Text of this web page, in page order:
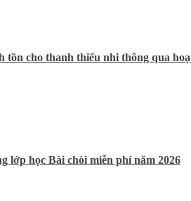
cho thanh thiếu nhi thông qua
lớp học Bài chòi miễn phí năm 2026